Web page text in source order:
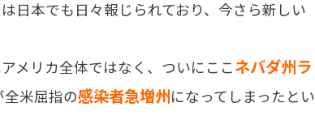
日本でも日々報じられており、今さら新しい
メリカ全体ではなく、ついにここネバダ州ラ
米屈指の感染者急増州になってしまったとい